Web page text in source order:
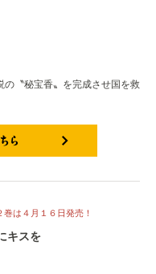
〝秘宝香〟を完成させ国を救
巻は４月１６日発売！
キスを